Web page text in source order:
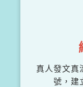
真人發文真
號，建